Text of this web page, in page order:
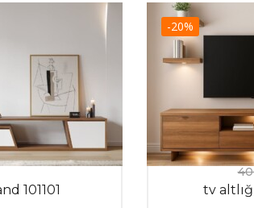
101101
-20%
tv